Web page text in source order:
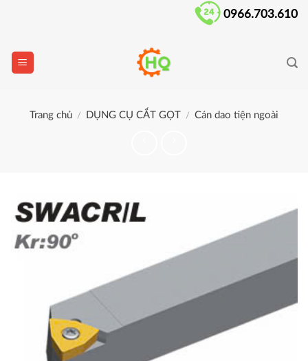
0966.703.610
Trang chủ / DỤNG CỤ CẮT GỌT / Cán dao tiện ngoài